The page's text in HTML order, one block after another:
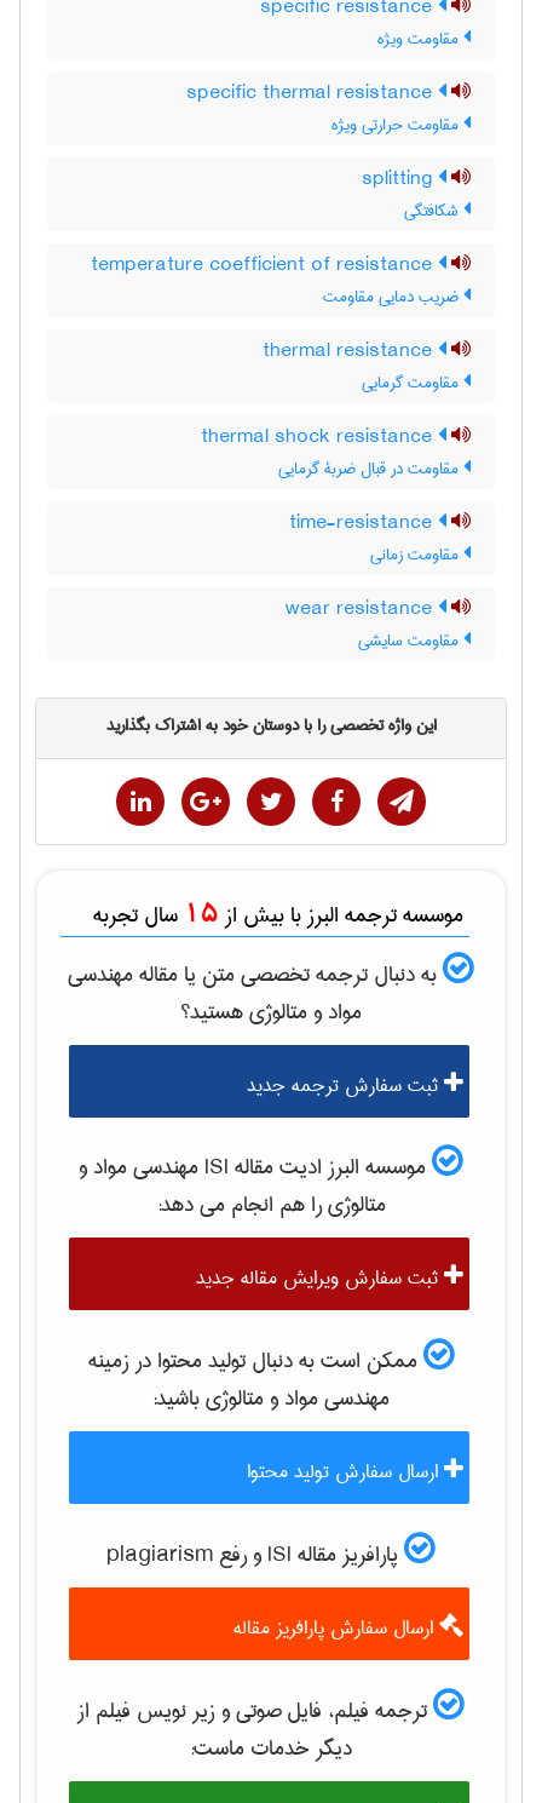
مقاومت ویژه
مقاومت حرارتی ویژه
شکافتگی
ضریب دمایی مقاومت
مقاومت گرمایی
مقاومت در قبال ضربۀ گرمایی
مقاومت زمانی
مقاومت سایشی
این واژه تخصصی را با دوستان خود به اشتراک بگذارید
موسسه ترجمه البرز با بیش از 15 سال تجربه
به دنبال ترجمه تخصصی متن یا مقالهمهندسی
مواد و متالوژیهستید؟
ثبت سفارش ترجمه جدید
موسسه البرز ادیت مقاله ISI
مهندسی مواد و
متالوژیرا هم انجام می دهد:
ثبت سفارش ویرایش مقاله جدید
ممکن است به دنبال تولید محتوا در زمینه
مهندسی مواد و متالوژیباشید:
ارسال سفارش تولید محتوا
پارافریز مقاله ISI و رفع plagiarism
ارسال سفارش پارافریز مقاله
ترجمه فیلم، فایل صوتی و زیر نویس فیلم از
دیگر خدمات ماست: